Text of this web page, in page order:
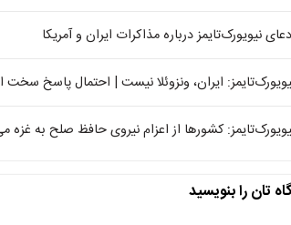
نیویورک‌تایمز درباره مذاکرات ایران و آمریکا
ایران، ونزوئلا نیست | احتمال پاسخ سخت
کشورها از اعزام نیروی حافظ صلح به غزه
تان را بنویسید